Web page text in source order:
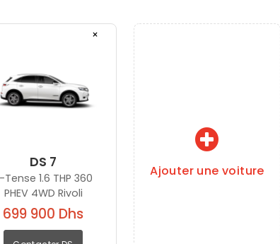
×
DS 7
Tense 1.6 THP 360
PHEV 4WD Rivoli
699 900 Dhs
Ajouter une voiture